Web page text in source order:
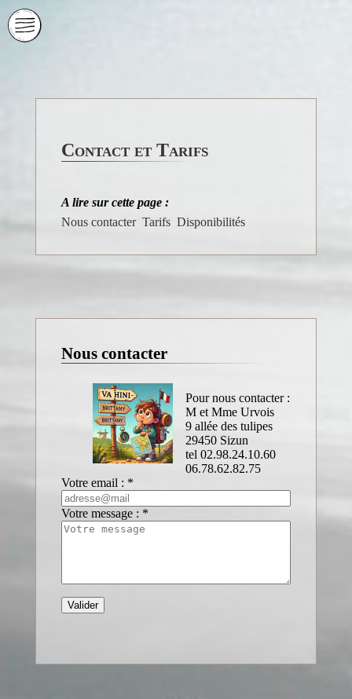
Contact et Tarifs
A lire sur cette page :
Nous contacter Tarifs Disponibilités
Nous contacter
Pour nous contacter :
M et Mme Urvois
9 allée des tulipes
29450 Sizun
tel 02.98.24.10.60
06.78.62.82.75
Votre email : *
Votre message : *
Valider